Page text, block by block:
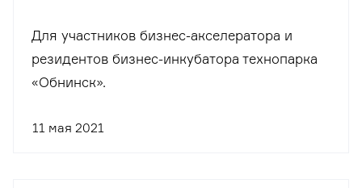
Для участников бизнес-акселератора и
резидентов бизнес-инкубатора технопарка
«Обнинск».
11 мая 2021